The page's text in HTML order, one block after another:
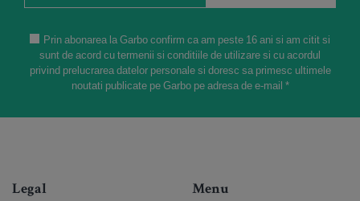
Prin abonarea la Garbo confirm ca am peste 16 ani si am citit si
sunt de acord cu termenii si conditiile de utilizare si cu acordul
privind prelucrarea datelor personale si doresc sa primesc ultimele
noutati publicate pe Garbo pe adresa de e-mail *
Legal Menu